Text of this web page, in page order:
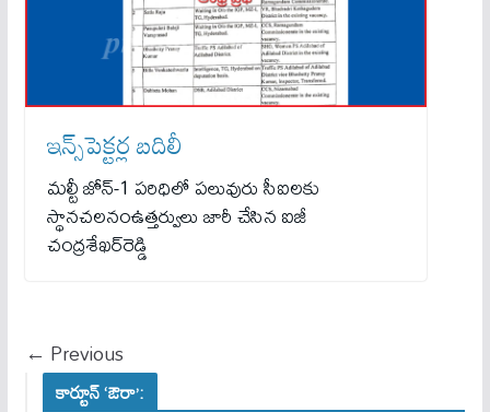
ఇన్స్‌పెక్టర్ల బదిలీ
మల్టీ జోన్‌-1 పరిధిలో పలువురు సీఐలకు
స్థానచలనంఉత్తర్వులు జారీ చేసిన ఐజీ
చంద్రశేఖర్‌రెడ్డి
← Previous
కార్టూన్ ‘ఔరా’: